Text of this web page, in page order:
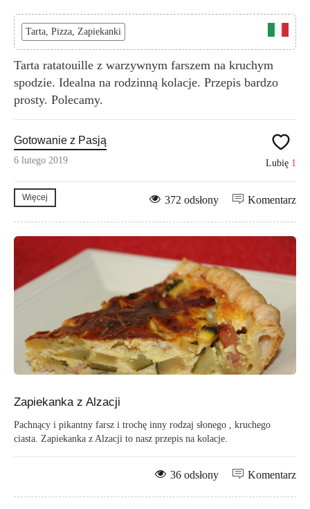
Tarta, Pizza, Zapiekanki
Tarta ratatouille z warzywnym farszem na kruchym
spodzie. Idealna na rodzinną kolacje. Przepis bardzo
prosty. Polecamy.
Gotowanie z Pasją
6 lutego 2019 Lubię 1
Więcej Komentarz
372 odsłony
Zapiekanka z Alzacji
Pachnący i pikantny farsz i trochę inny rodzaj słonego , kruchego
ciasta. Zapiekanka z Alzacji to nasz przepis na kolacje.
Komentarz
36 odsłony